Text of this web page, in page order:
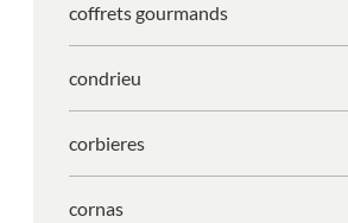
coffrets gourmands
condrieu
corbieres
cornas